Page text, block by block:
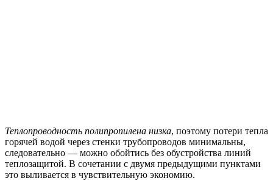
Теплопроводность полипропилена низка, поэтому потери тепла
горячей водой через стенки трубопроводов минимальны,
следовательно — можно обойтись без обустройства линий
теплозащитой. В сочетании с двумя предыдущими пунктами
это выливается в чувствительную экономию.